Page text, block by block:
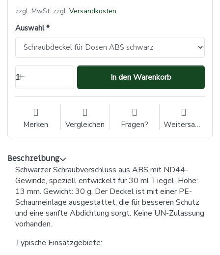
zzgl. MwSt. zzgl. Versandkosten
Auswahl
1 In den Warenkorb
Merken Vergleichen Fragen? Weitersagen
Beschreibung
Schwarzer Schraubverschluss aus ABS mit ND44-
Gewinde, speziell entwickelt für 30 ml Tiegel. Höhe:
13 mm. Gewicht: 30 g. Der Deckel ist mit einer PE-
Schaumeinlage ausgestattet, die für besseren Schutz
und eine sanfte Abdichtung sorgt. Keine UN-Zulassung
vorhanden.
Typische Einsatzgebiete: